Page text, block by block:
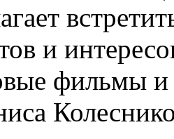
и
фильмы